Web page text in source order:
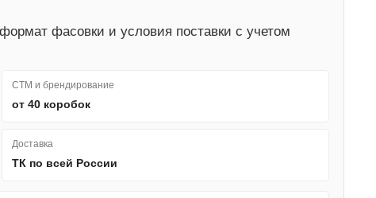
фасовки и условия поставки с учетом
СТМ и брендирование
от 40 коробок
Доставка
ТК по всей России